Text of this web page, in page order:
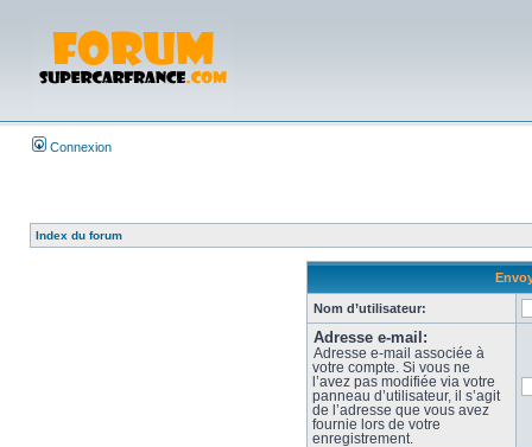
Connexion
Index du forum
Nom d’utilisateur:
Adresse e-mail:
Adresse e-mail associée à
votre compte. Si vous ne
l’avez pas modifiée via votre
panneau d’utilisateur, il s’agit
de l’adresse que vous avez
fournie lors de votre
enregistrement.